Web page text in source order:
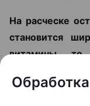
На расческе
становится
витамины,